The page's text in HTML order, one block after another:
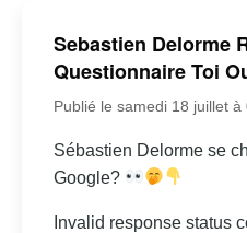
Sebastien Delorme
Questionnaire Toi
Publié le samedi 18 juillet à
Sébastien Delorme se
Google?
Invalid response status